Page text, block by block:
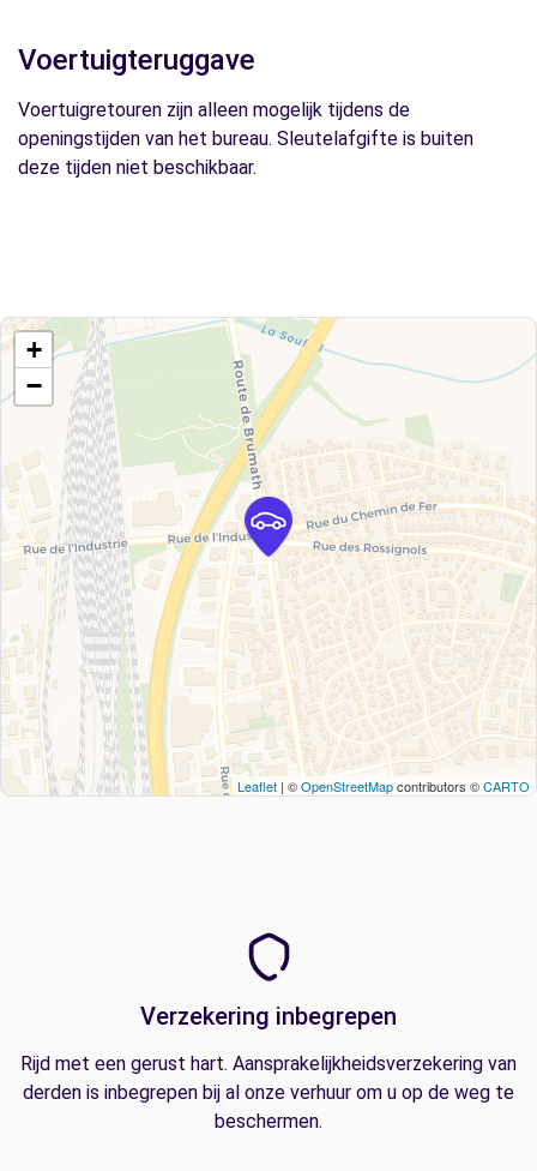
Voertuigteruggave
Voertuigretouren zijn alleen mogelijk tijdens de
openingstijden van het bureau. Sleutelafgifte is buiten
deze tijden niet beschikbaar.
+
−
Leaflet | ©OpenStreetMapcontributors ©CARTO
Verzekering inbegrepen
Rijd met een gerust hart. Aansprakelijkheidsverzekering van
derden is inbegrepen bij al onze verhuur om u op de weg te
beschermen.